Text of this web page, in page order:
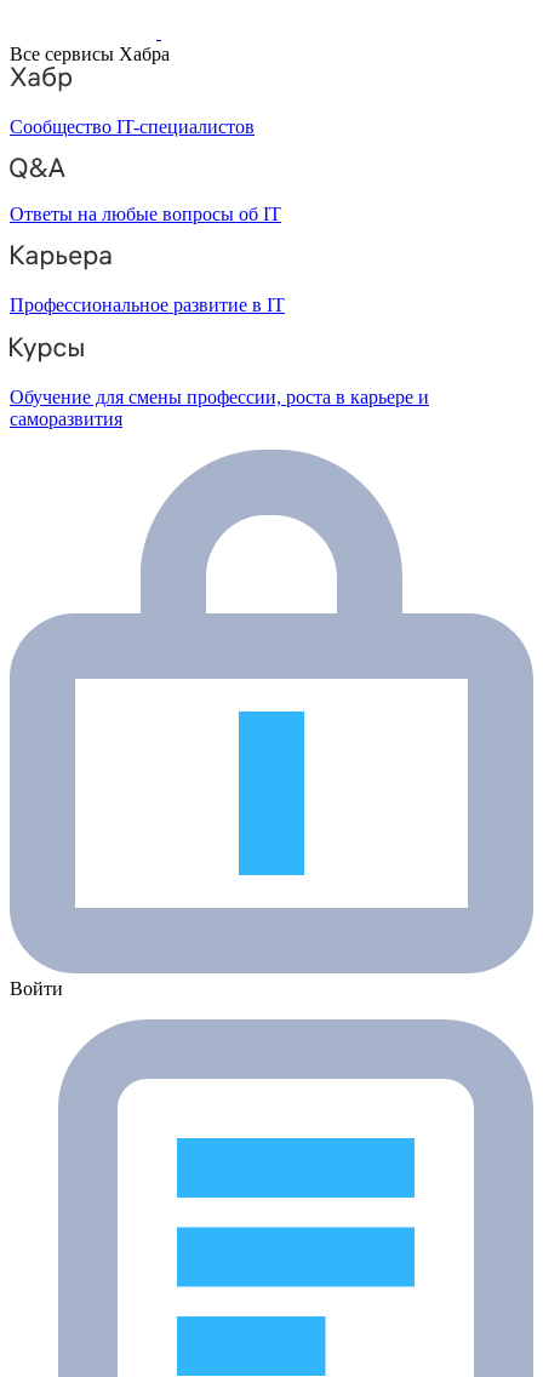
Все сервисы Хабра
Сообщество IT-специалистов
Ответы на любые вопросы об IT
Профессиональное развитие в IT
Обучение для смены профессии, роста в карьере и
саморазвития
Войти